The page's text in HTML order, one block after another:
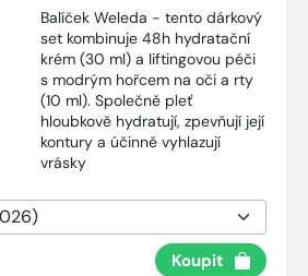
Balíček Weleda - tento dárkový
set kombinuje 48h hydratační
krém (30 ml) a liftingovou péči
s modrým hořcem na oči a rty
(10 ml). Společně pleť
hloubkově hydratují, zpevňují její
kontury a účinně vyhlazují
vrásky
Koupit